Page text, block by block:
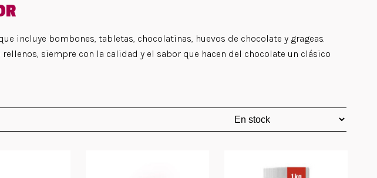
incluye bombones, tabletas, chocolatinas, huevos de chocolate y grageas.
siempre con la calidad y el sabor que hacen del chocolate un clásico